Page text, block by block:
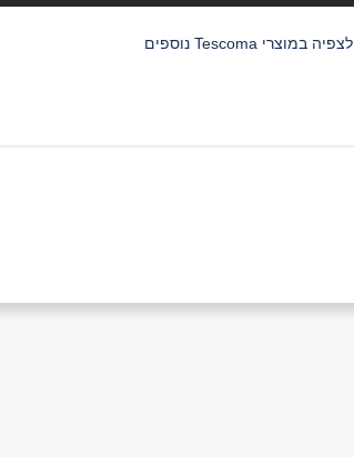
לצפיה במוצרי Tescoma נוספים